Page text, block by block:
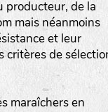
producteur, de la
mais néanmoins
et leur
critères de
maraîchers en
(en haut à